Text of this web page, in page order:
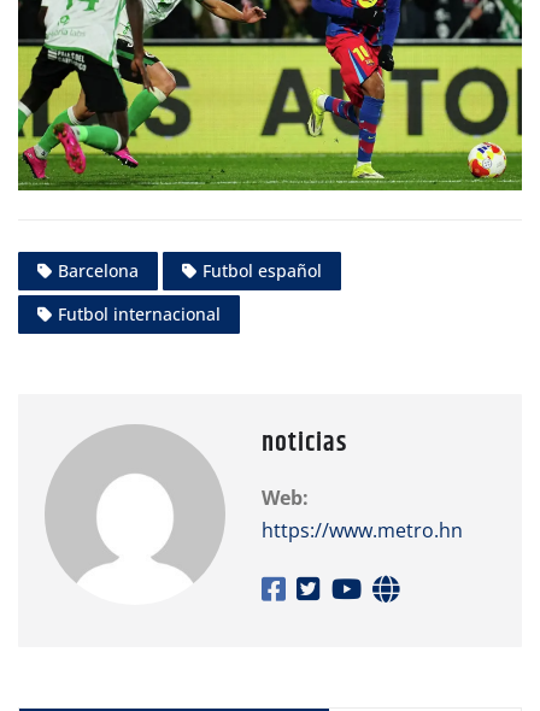
Barcelona
Futbol español
Futbol internacional
noticias
Web:
https://www.metro.hn